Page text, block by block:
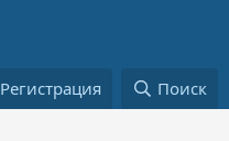
Регистрация Поиск